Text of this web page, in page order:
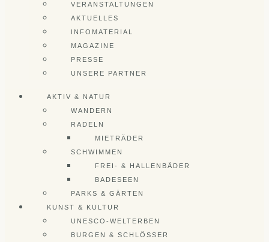
VERANSTALTUNGEN
AKTUELLES
INFOMATERIAL
MAGAZINE
PRESSE
UNSERE PARTNER
AKTIV & NATUR
WANDERN
RADELN
MIETRÄDER
SCHWIMMEN
FREI- & HALLENBÄDER
BADESEEN
PARKS & GÄRTEN
KUNST & KULTUR
UNESCO-WELTERBEN
BURGEN & SCHLÖSSER